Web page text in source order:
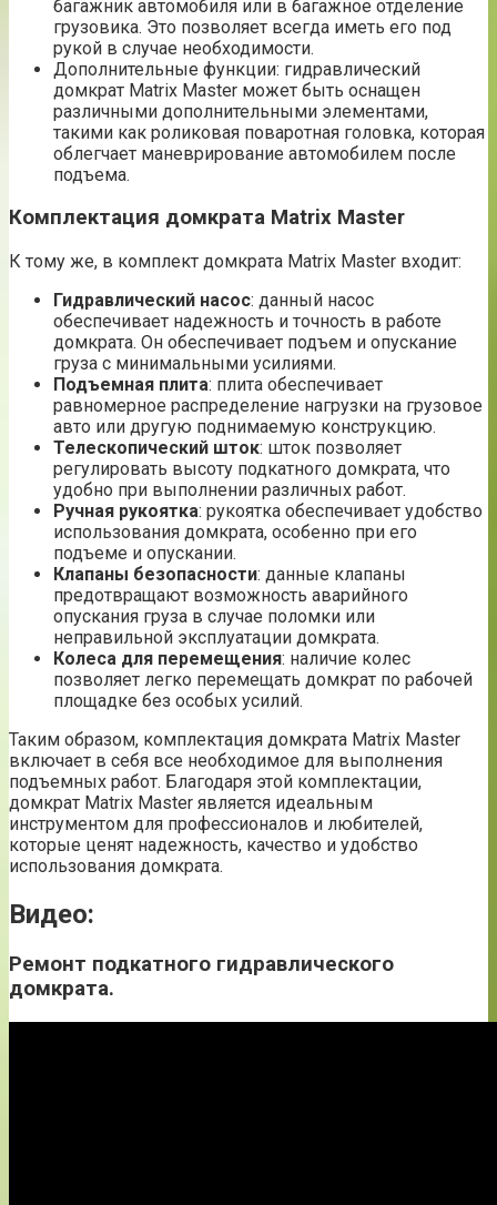
багажник автомобиля или в багажное отделение
грузовика. Это позволяет всегда иметь его под
рукой в случае необходимости.
Дополнительные функции: гидравлический
домкрат Matrix Master может быть оснащен
различными дополнительными элементами,
такими как роликовая поваротная головка, которая
облегчает маневрирование автомобилем после
подъема.
Комплектация домкрата Matrix Master
К тому же, в комплект домкрата Matrix Master входит:
Гидравлический насос: данный насос
обеспечивает надежность и точность в работе
домкрата. Он обеспечивает подъем и опускание
груза с минимальными усилиями.
Подъемная плита: плита обеспечивает
равномерное распределение нагрузки на грузовое
авто или другую поднимаемую конструкцию.
Телескопический шток: шток позволяет
регулировать высоту подкатного домкрата, что
удобно при выполнении различных работ.
Ручная рукоятка: рукоятка обеспечивает удобство
использования домкрата, особенно при его
подъеме и опускании.
Клапаны безопасности: данные клапаны
предотвращают возможность аварийного
опускания груза в случае поломки или
неправильной эксплуатации домкрата.
Колеса для перемещения: наличие колес
позволяет легко перемещать домкрат по рабочей
площадке без особых усилий.
Таким образом, комплектация домкрата Matrix Master
включает в себя все необходимое для выполнения
подъемных работ. Благодаря этой комплектации,
домкрат Matrix Master является идеальным
инструментом для профессионалов и любителей,
которые ценят надежность, качество и удобство
использования домкрата.
Видео:
Ремонт подкатного гидравлического
домкрата.